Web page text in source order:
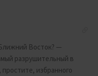
Восток? —
разрушительный в
избранного